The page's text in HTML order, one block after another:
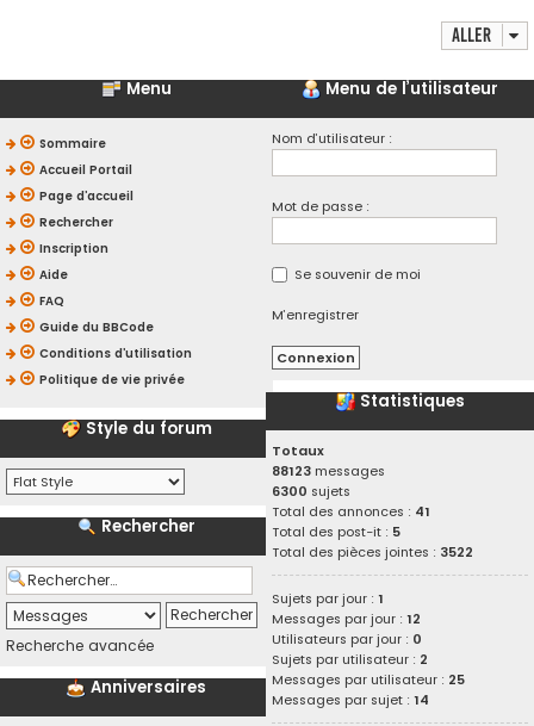
Aller
Menu
Sommaire
Accueil Portail
Page d’accueil
Rechercher
Inscription
Aide
FAQ
Guide du BBCode
Conditions d’utilisation
Politique de vie privée
Style du forum
Rechercher
Recherche avancée
Anniversaires
Menu de l’utilisateur
Nom d’utilisateur :
Mot de passe :
Se souvenir de moi
M’enregistrer
Statistiques
Totaux
88123 messages
6300 sujets
Total des annonces : 41
Total des post-it : 5
Total des pièces jointes : 3522
Sujets par jour :1
Messages par jour :12
Utilisateurs par jour : 0
Sujets par utilisateur : 2
Messages par utilisateur : 25
Messages par sujet :14